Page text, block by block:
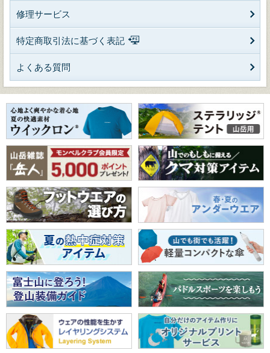
修理サービス
特定商取引法に基づく表記
よくある質問